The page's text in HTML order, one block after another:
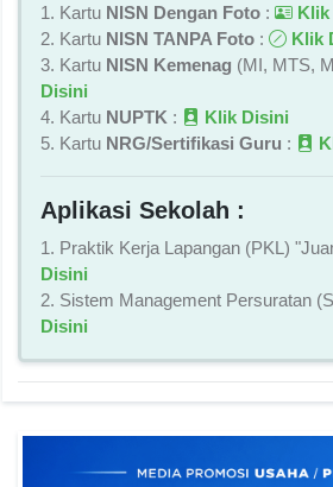
1. Kartu NISN Dengan Foto :
Klik
2. Kartu NISN TANPA Foto :
Klik
3. Kartu NISN Kemenag (MI, MTS,
Disini
4. Kartu NUPTK :
Klik Disini
5. Kartu NRG/Sertifikasi Guru :
Aplikasi Sekolah :
1. Praktik Kerja Lapangan (PKL)
Disini
2. Sistem Management Persuratan
Disini